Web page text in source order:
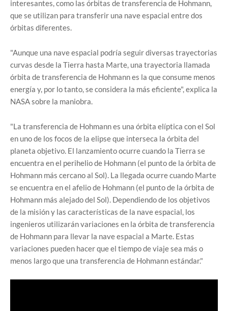
interesantes, como las órbitas de transferencia de Hohmann,
que se utilizan para transferir una nave espacial entre dos
órbitas diferentes.
"Aunque una nave espacial podría seguir diversas trayectorias
curvas desde la Tierra hasta Marte, una trayectoria llamada
órbita de transferencia de Hohmann es la que consume menos
energía y, por lo tanto, se considera la más eficiente", explica la
NASA sobre la maniobra.
"La transferencia de Hohmann es una órbita elíptica con el Sol
en uno de los focos de la elipse que interseca la órbita del
planeta objetivo. El lanzamiento ocurre cuando la Tierra se
encuentra en el perihelio de Hohmann (el punto de la órbita de
Hohmann más cercano al Sol). La llegada ocurre cuando Marte
se encuentra en el afelio de Hohmann (el punto de la órbita de
Hohmann más alejado del Sol). Dependiendo de los objetivos
de la misión y las características de la nave espacial, los
ingenieros utilizarán variaciones en la órbita de transferencia
de Hohmann para llevar la nave espacial a Marte. Estas
variaciones pueden hacer que el tiempo de viaje sea más o
menos largo que una transferencia de Hohmann estándar."